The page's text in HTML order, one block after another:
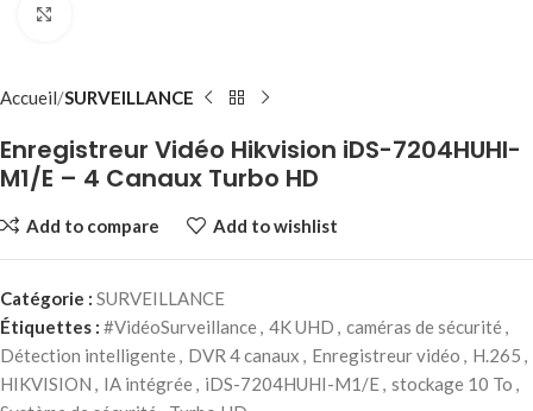
Accueil SURVEILLANCE
Enregistreur Vidéo Hikvision iDS-7204HUHI-
M1/E – 4 Canaux Turbo HD
Add to compare Add to wishlist
Catégorie : SURVEILLANCE
Étiquettes : #VidéoSurveillance, 4K UHD , caméras de sécurité ,
Détection intelligente, DVR 4 canaux , Enregistreur vidéo , H.265 ,
HIKVISION , IA intégrée, iDS-7204HUHI-M1/E, stockage 10 To ,